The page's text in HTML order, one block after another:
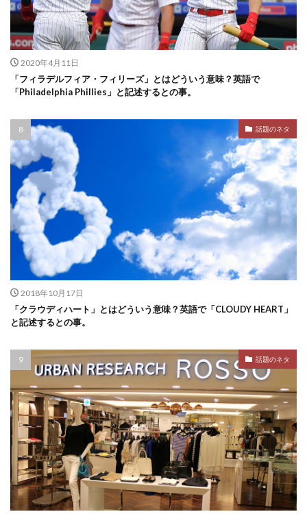
2020年4月11日
「フィラデルフィア・フィリーズ」とはどういう意味？英語で
「Philadelphia Phillies」と記述するとの事。
話題のネタ
2018年10月17日
「クラウディハート」とはどういう意味？英語で「CLOUDY HEART」
と記述するとの事。
話題のネタ